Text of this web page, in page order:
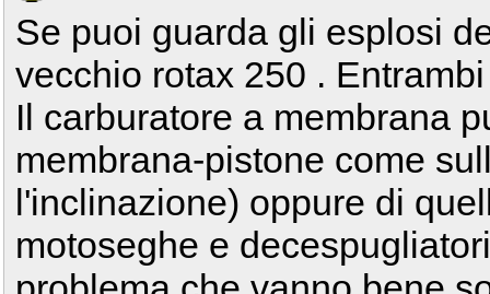
Se puoi guarda gli esplosi
vecchio rotax 250 .
Il carburatore a membrana
membrana-pistone come
l'inclinazione) oppure di
motoseghe e